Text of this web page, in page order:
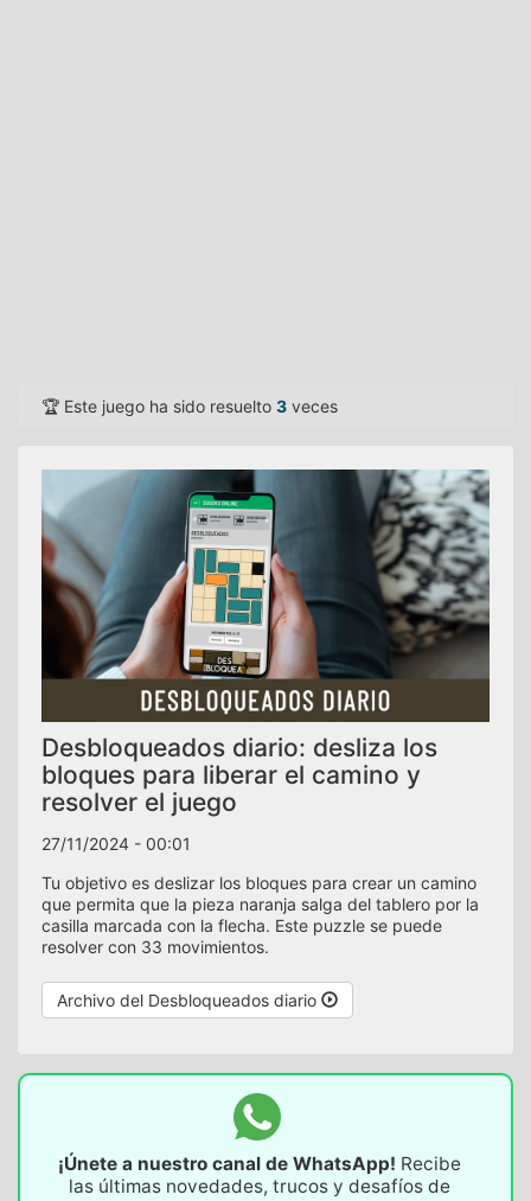
🏆 Este juego ha sido resuelto 3 veces
Desbloqueados diario: desliza los
bloques para liberar el camino y
resolver el juego
27/11/2024 - 00:01
Tu objetivo es deslizar los bloques para crear un camino
que permita que la pieza naranja salga del tablero por la
casilla marcada con la flecha. Este puzzle se puede
resolver con 33 movimientos.
Archivo del Desbloqueados diario
¡Únete a nuestro canal de WhatsApp! Recibe
las últimas novedades, trucos y desafíos de